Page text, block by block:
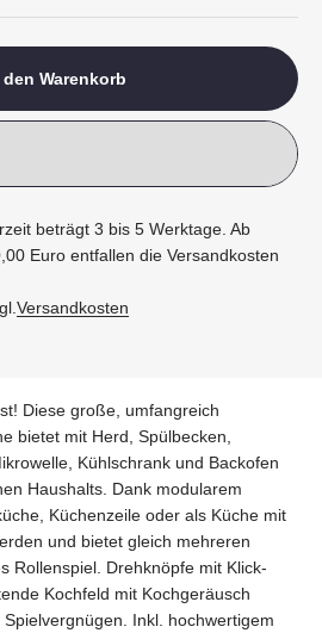
den Warenkorb
beträgt 3 bis 5 Werktage. Ab
Euro entfallen die Versandkosten
Versandkosten
Diese große, umfangreich
bietet mit Herd, Spülbecken,
Kühlschrank und Backofen
Haushalts. Dank modularem
Küchenzeile oder als Küche mit
und bietet gleich mehreren
Rollenspiel. Drehknöpfe mit Klick-
Kochfeld mit Kochgeräusch
Inkl. hochwertigem